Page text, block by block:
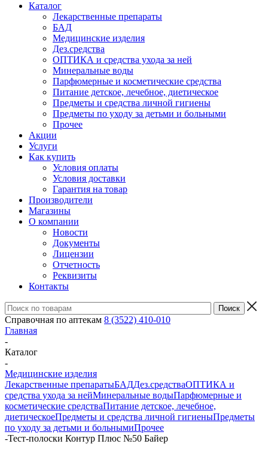
Каталог
Лекарственные препараты
БАД
Медицинские изделия
Дез.средства
ОПТИКА и средства ухода за ней
Минеральные воды
Парфюмерные и косметические средства
Питание детское, лечебное, диетическое
Предметы и средства личной гигиены
Предметы по уходу за детьми и больными
Прочее
Акции
Услуги
Как купить
Условия оплаты
Условия доставки
Гарантия на товар
Производители
Магазины
О компании
Новости
Документы
Лицензии
Отчетность
Реквизиты
Контакты
Справочная по аптекам 8 (3522) 410-010
Главная
-
Каталог
-
Медицинские изделия
Лекарственные препаратыБАДДез.средстваОПТИКА и
средства ухода за нейМинеральные водыПарфюмерные и
косметические средстваПитание детское, лечебное,
диетическоеПредметы и средства личной гигиеныПредметы
по уходу за детьми и больнымиПрочее
-Тест-полоски Контур Плюс №50 Байер